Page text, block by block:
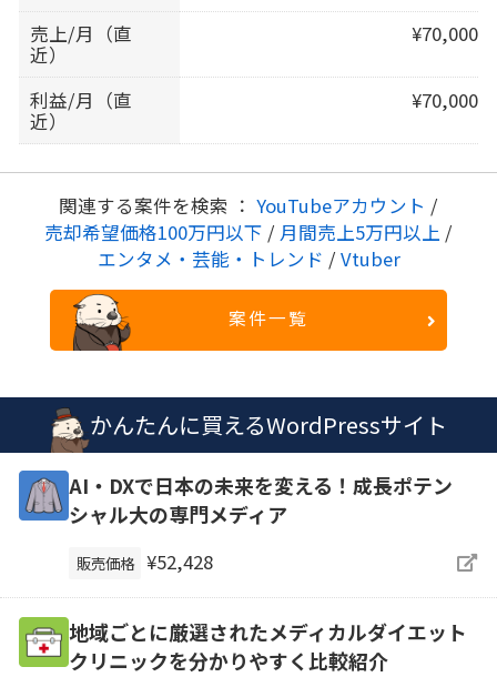
売上/月（直
近）
¥70,000
利益/月（直
近）
¥70,000
関連する案件を検索 ： YouTubeアカウント /
売却希望価格100万円以下 / 月間売上5万円以上 /
エンタメ・芸能・トレンド / Vtuber
案件一覧
かんたんに買えるWordPressサイト
AI・DXで日本の未来を変える！成長ポテン
シャル大の専門メディア
販売価格 ¥52,428
地域ごとに厳選されたメディカルダイエット
クリニックを分かりやすく比較紹介